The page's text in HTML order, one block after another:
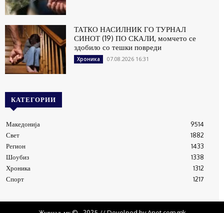
ТАТКО НАСИЛНИК ГО ТУРНАЛ
СИНОТ (19) ПО СКАЛИ, момчето се
здобило со тешки повреди
Хроника 07.08.2026 16:31
КАТЕГОРИИ
Македонија
9514
Свет
1882
Регион
1433
Шоубиз
1338
Хроника
1312
Спорт
1217